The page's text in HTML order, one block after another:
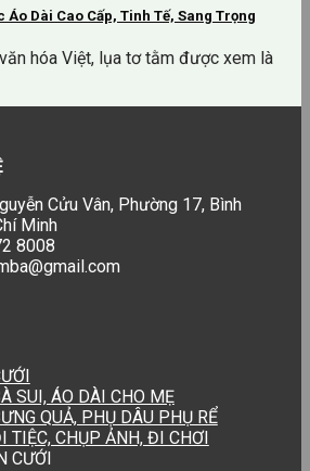
Áo Dài Cao Cấp, Tinh Tế, Sang Trọng
hóa Việt, lụa tơ tằm được xem là
Cửu Vân, Phường 17, Bình
Minh
8008
SUI, ÁO DÀI CHO MẸ
QUẢ, PHỤ DÂU PHỤ RỂ
TIỆC, CHỤP ẢNH, ĐI CHƠI
CƯỚI